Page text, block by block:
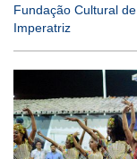
Fundação Cultural de
Imperatriz